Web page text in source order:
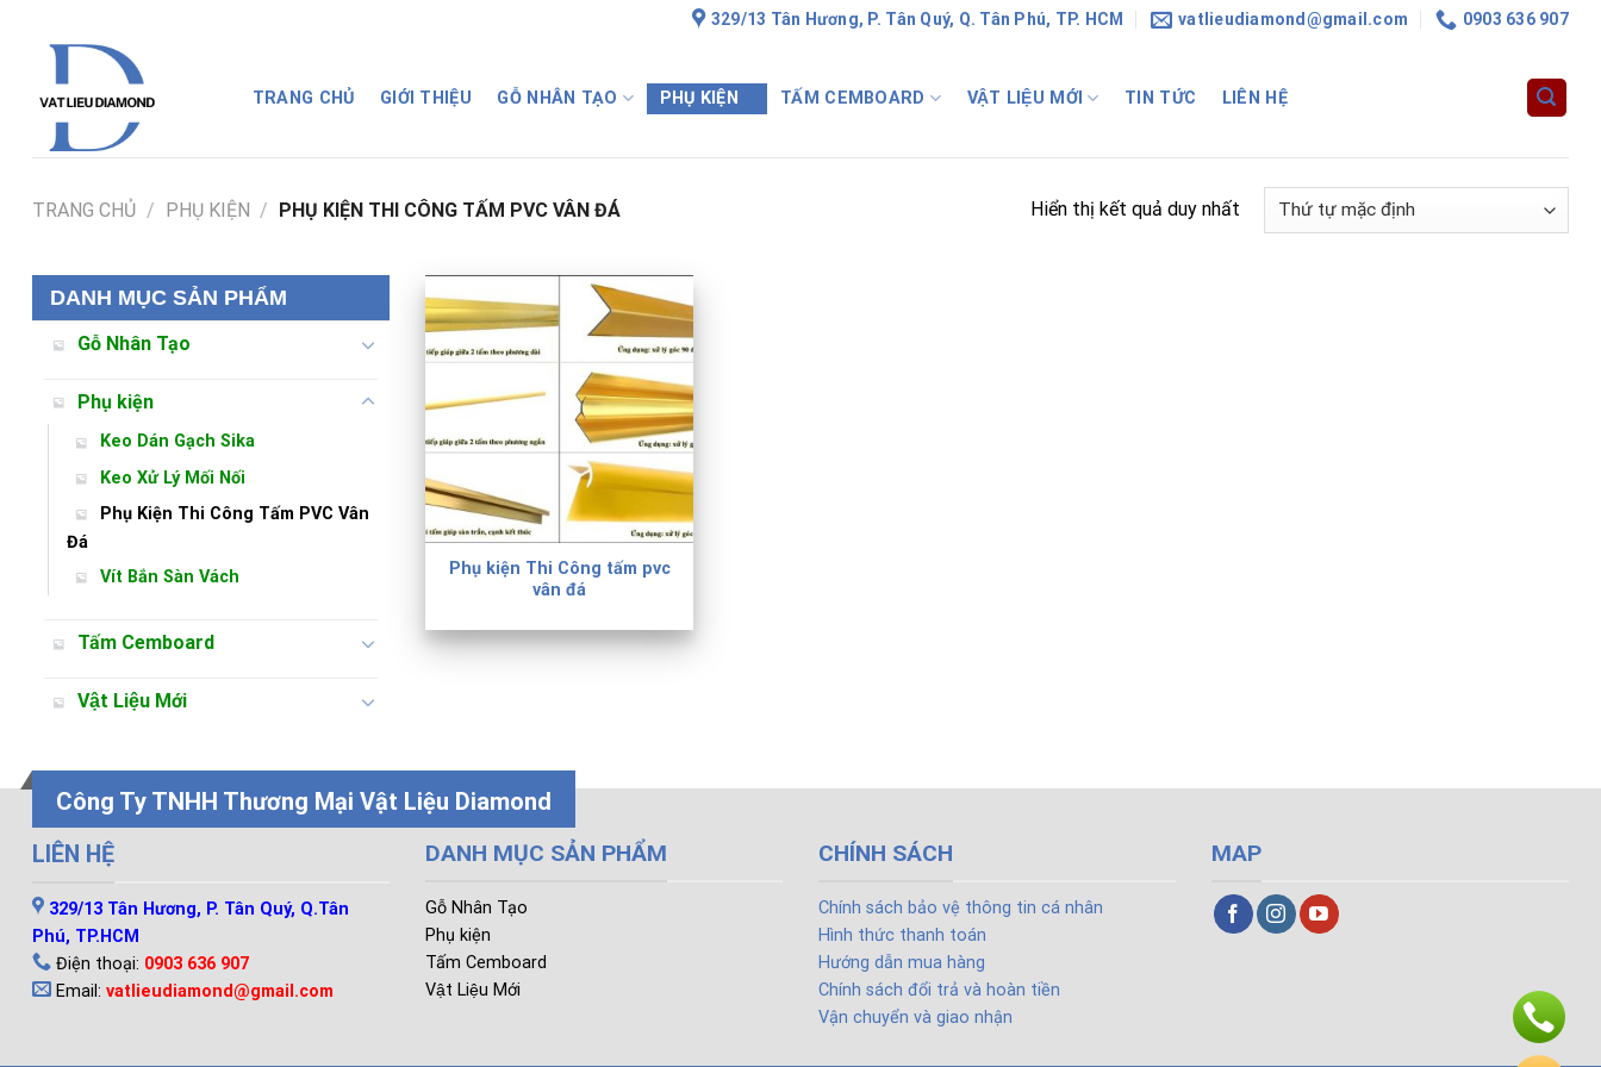
329/13 Tân Hương, P. Tân Quý, Q. Tân Phú, TP. HCM vatlieudiamond@gmail.com 0903 636 907
TRANG CHỦ GIỚI THIỆU GỖ NHÂN TẠO PHỤ KIỆN TẤM CEMBOARD VẬT LIỆU MỚI TIN TỨC LIÊN HỆ
TRANG CHỦ / PHỤ KIỆN / PHỤ KIỆN THI CÔNG TẤM PVC VÂN ĐÁ Hiển thị kết quả duy nhất
DANH MỤC SẢN PHẨM
Gỗ Nhân Tạo
Phụ kiện
Keo Dán Gạch Sika
Keo Xử Lý Mối Nối
Phụ Kiện Thi Công Tấm PVC Vân
Đá
Vít Bắn Sàn Vách
Tấm Cemboard
Vật Liệu Mới
Phụ kiện Thi Công tấm pvc
vân đá
Công Ty TNHH Thương Mại Vật Liệu Diamond
LIÊN HỆ
329/13 Tân Hương, P. Tân Quý, Q.Tân
Phú, TP.HCM
Điện thoại: 0903 636 907
Email: vatlieudiamond@gmail.com
DANH MỤC SẢN PHẨM
Gỗ Nhân Tạo
Phụ kiện
Tấm Cemboard
Vật Liệu Mới
CHÍNH SÁCH
Chính sách bảo vệ thông tin cá nhân
Hình thức thanh toán
Hướng dẫn mua hàng
Chính sách đổi trả và hoàn tiền
Vận chuyển và giao nhận
MAP